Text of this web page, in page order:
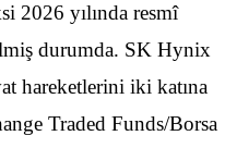
2026 yılında resmî
durumda. SK Hynix
hareketlerini iki katına
Traded Funds/Borsa